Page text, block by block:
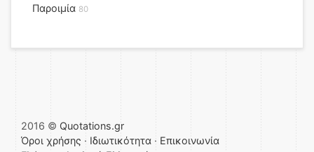
Παροιμία 80
2016 © Quotations.gr
Όροι χρήσης · Ιδιωτικότητα · Επικοινωνία